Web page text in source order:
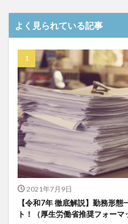
よく見られている記事
2021年7月9日
【令和7年 徹底解説】勤務形
ト！（厚生労働省推奨フォーマ